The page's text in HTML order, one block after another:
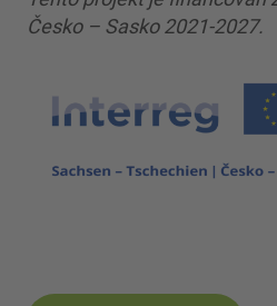
Česko – Sasko 2021-2027.